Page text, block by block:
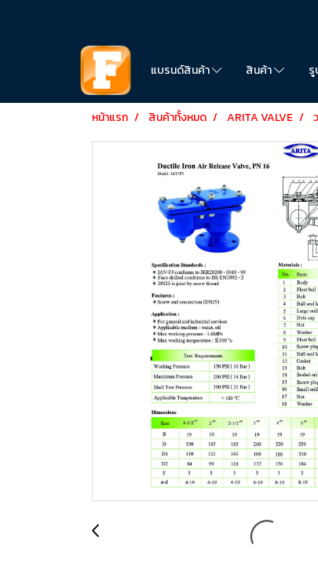
แบรนด์สินค้า สินค้า
หน้าแรก สินค้าทั้งหมด ARITA VALVE